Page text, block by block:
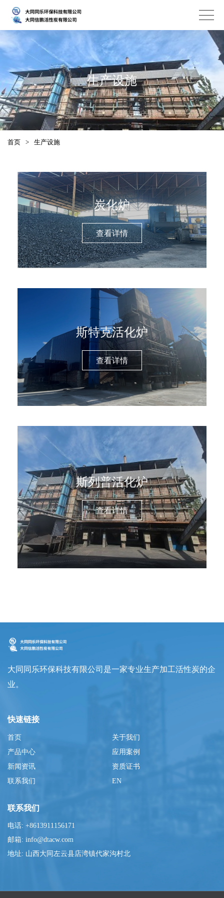
生产设施
首页 > 生产设施
炭化炉
查看详情
斯特克活化炉
查看详情
斯列普活化炉
查看详情
大同同乐环保科技有限公司是一家专业生产加工活性炭的企
业。
快速链接
首页
关于我们
产品中心
应用案例
新闻资讯
资质证书
联系我们
EN
联系我们
电话: +8613911156171
邮箱: info@dtacw.com
地址: 山西大同左云县店湾镇代家沟村北